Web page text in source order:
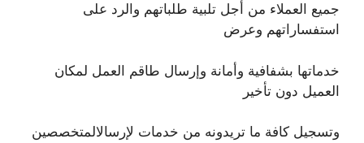
جميع العملاء من أجل تلبية طلباتهم والرد على
استفساراتهم وعرض
خدماتها بشفافية وأمانة وإرسال طاقم العمل لمكان
العميل دون تأخير
وتسجيل كافة ما تريدونه من خدمات لإرسالالمتخصصين